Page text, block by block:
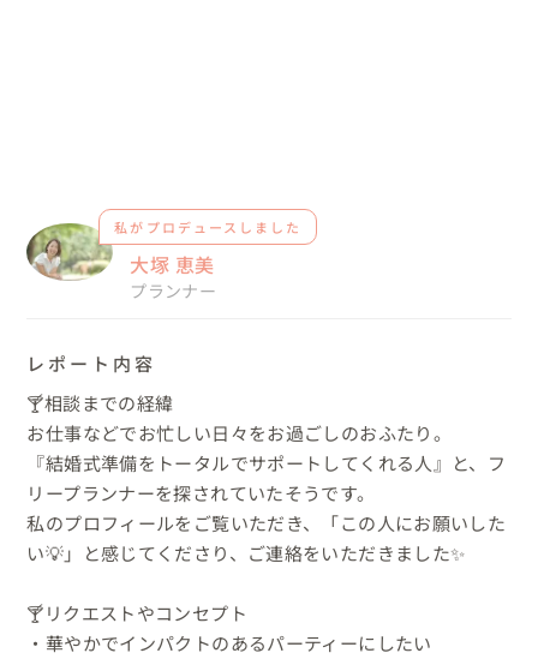
私がプロデュースしました
大塚 恵美
プランナー
レポート内容
🍸相談までの経緯
お仕事などでお忙しい日々をお過ごしのおふたり。
『結婚式準備をトータルでサポートしてくれる人』と、フ
リープランナーを探されていたそうです。
私のプロフィールをご覧いただき、「この人にお願いした
い💡」と感じてくださり、ご連絡をいただきました✨
🍸リクエストやコンセプト
・華やかでインパクトのあるパーティーにしたい